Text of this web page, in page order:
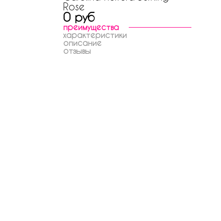
Rose
0 руб
преимущества
характеристики
описание
отзывы